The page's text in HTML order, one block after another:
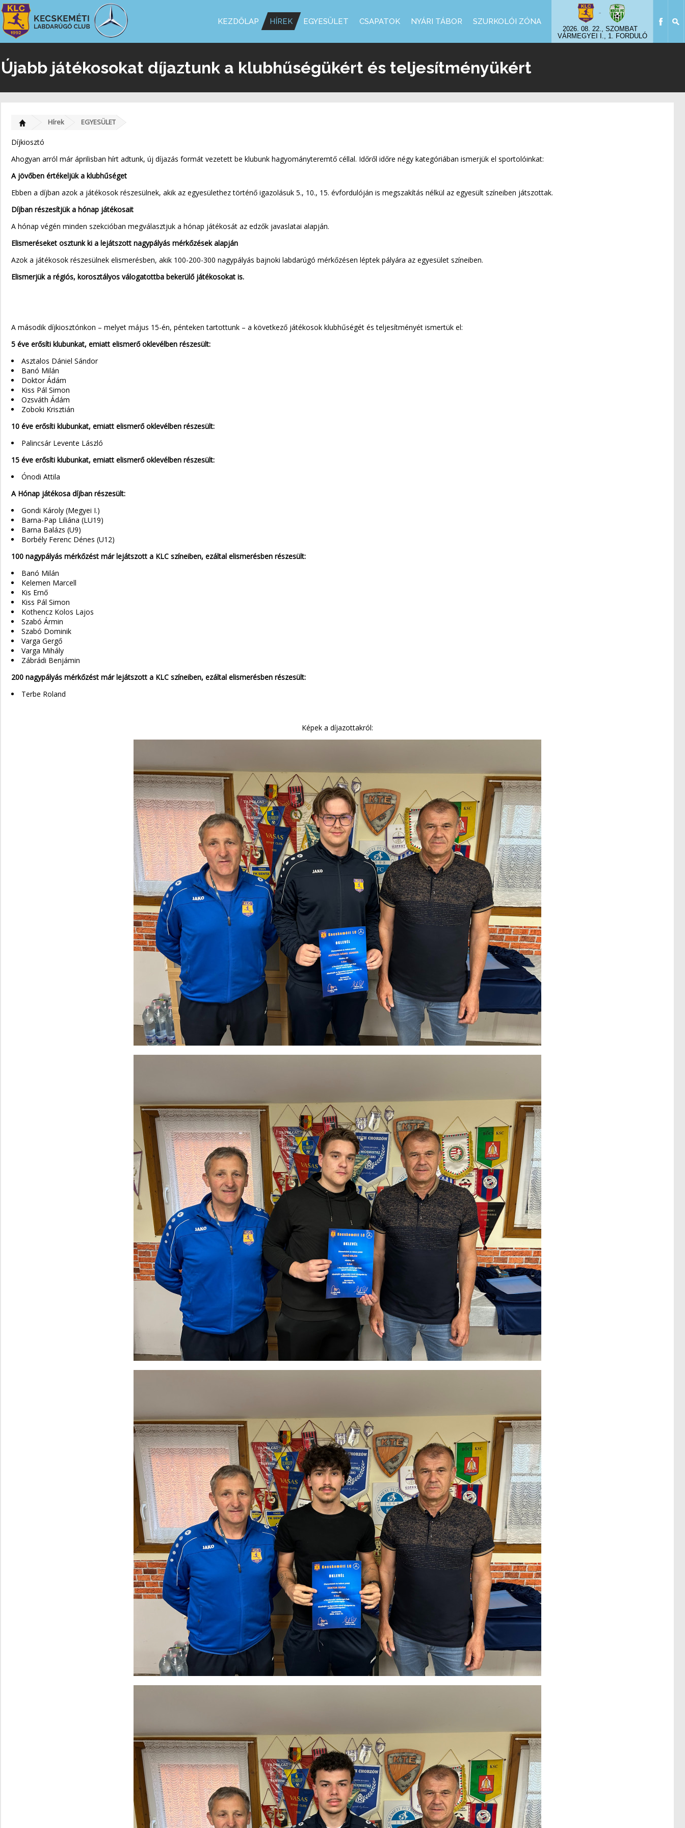
-
2026. 08. 22., SZOMBAT
VÁRMEGYEI I., 1. FORDULÓ
KEZDŐLAP HÍREK EGYESÜLET CSAPATOK NYÁRI TÁBOR SZURKOLÓI ZÓNA
Újabb játékosokat díjaztunk a klubhűségükért és teljesítményükért
Hírek EGYESÜLET
Díjkiosztó
Ahogyan arról már áprilisban hírt adtunk, új díjazás formát vezetett be klubunk hagyományteremtő céllal. Időről időre négy kategóriában ismerjük el sportolóinkat:
A jövőben értékeljük a klubhűséget
Ebben a díjban azok a játékosok részesülnek, akik az egyesülethez történő igazolásuk 5., 10., 15. évfordulóján is megszakítás nélkül az egyesült színeiben játszottak.
Díjban részesítjük a hónap játékosait
A hónap végén minden szekcióban megválasztjuk a hónap játékosát az edzők javaslatai alapján.
Elismeréseket osztunk ki a lejátszott nagypályás mérkőzések alapján
Azok a játékosok részesülnek elismerésben, akik 100-200-300 nagypályás bajnoki labdarúgó mérkőzésen léptek pályára az egyesület színeiben.
Elismerjük a régiós, korosztályos válogatottba bekerülő játékosokat is.
A második díjkiosztónkon – melyet május 15-én, pénteken tartottunk – a következő játékosok klubhűségét és teljesítményét ismertük el:
5 éve erősíti klubunkat, emiatt elismerő oklevélben részesült:
Asztalos Dániel Sándor
Banó Milán
Doktor Ádám
Kiss Pál Simon
Ozsváth Ádám
Zoboki Krisztián
10 éve erősíti klubunkat, emiatt elismerő oklevélben részesült:
Palincsár Levente László
15 éve erősíti klubunkat, emiatt elismerő oklevélben részesült:
Ónodi Attila
A Hónap játékosa díjban részesült:
Gondi Károly (Megyei I.)
Barna-Pap Liliána (LU19)
Barna Balázs (U9)
Borbély Ferenc Dénes (U12)
100 nagypályás mérkőzést már lejátszott a KLC színeiben, ezáltal elismerésben részesült:
Banó Milán
Kelemen Marcell
Kis Ernő
Kiss Pál Simon
Kothencz Kolos Lajos
Szabó Ármin
Szabó Dominik
Varga Gergő
Varga Mihály
Zábrádi Benjámin
200 nagypályás mérkőzést már lejátszott a KLC színeiben, ezáltal elismerésben részesült:
Terbe Roland
Képek a díjazottakról: